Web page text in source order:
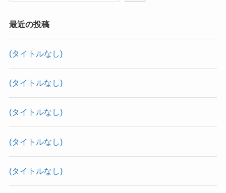
最近の投稿
(タイトルなし)
(タイトルなし)
(タイトルなし)
(タイトルなし)
(タイトルなし)